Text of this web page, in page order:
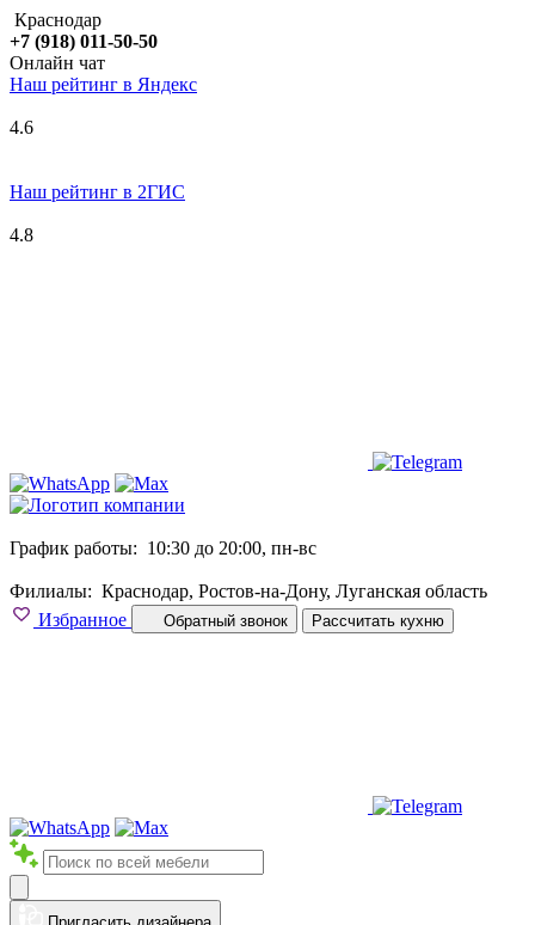
Краснодар
+7 (918) 011-50-50
Онлайн чат
Наш рейтинг в Яндекс
4.6
Наш рейтинг в 2ГИС
4.8
График работы: 10:30 до 20:00, пн-вс
Филиалы: Краснодар, Ростов-на-Дону, Луганская область
Избранное
Обратный звонок Рассчитать кухню